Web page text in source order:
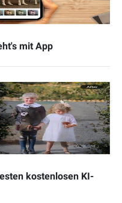
mit App
kostenlosen KI-